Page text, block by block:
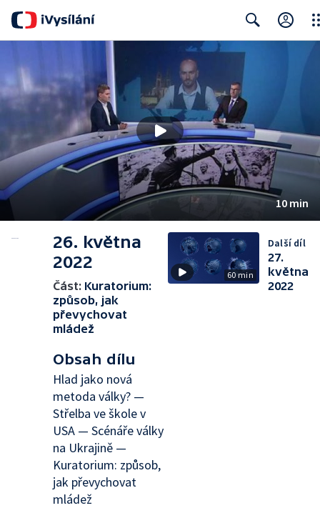
10 min
26. května
2022
Část: Kuratorium:
způsob, jak
převychovat
mládež
Obsah dílu
Hlad jako nová
metoda války? —
Střelba ve škole v
USA — Scénáře války
na Ukrajině —
Kuratorium: způsob,
jak převychovat
mládež
60 min
Další díl
27.
května
2022